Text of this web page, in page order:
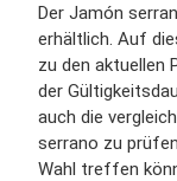
Der Jamón
erhältlich. Auf
zu den aktuellen
der
auch die
serrano zu
Wahl treffen